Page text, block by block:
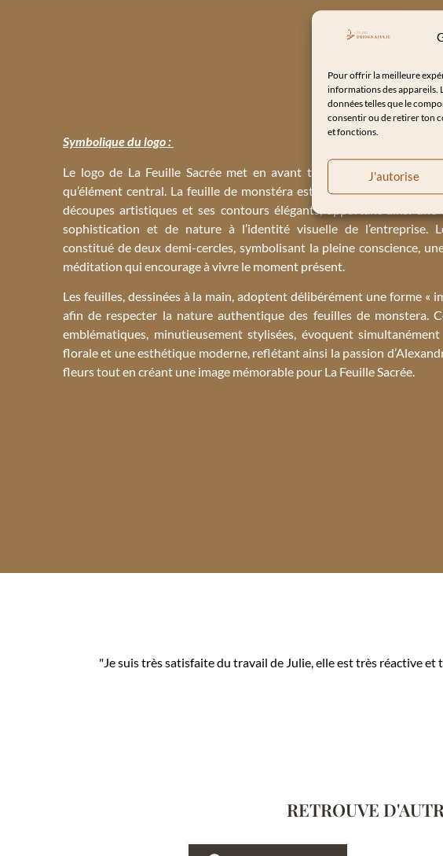
Pour offrir la meilleure
informations des appareils.
données telles que le
consentir ou de retirer ton
et fonctions.
J'autorise
MA
Symbolique du logo :
Le logo de La Feuille Sacrée met en avant trois feuilles de
qu’élément central. La feuille de monstéra est généralement
découpes artistiques et ses contours élégants, apportant ainsi une
sophistication et de nature à l’identité visuelle de l’entreprise.
constitué de deux demi-cercles, symbolisant la pleine conscience,
méditation qui encourage à vivre le moment présent.
Les feuilles, dessinées à la main, adoptent délibérément une forme «
afin de respecter la nature authentique des feuilles de monstera.
emblématiques, minutieusement stylisées, évoquent
florale et une esthétique moderne, reflétant ainsi la passion
fleurs tout en créant une image mémorable pour La Feuille Sacrée.
"Je suis très satisfaite du travail de Julie, elle est très réactive
RETROUVE